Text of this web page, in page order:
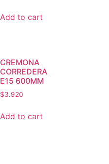
Add to cart
CREMONA
CORREDERA
E15 600MM
$3.920
Add to cart